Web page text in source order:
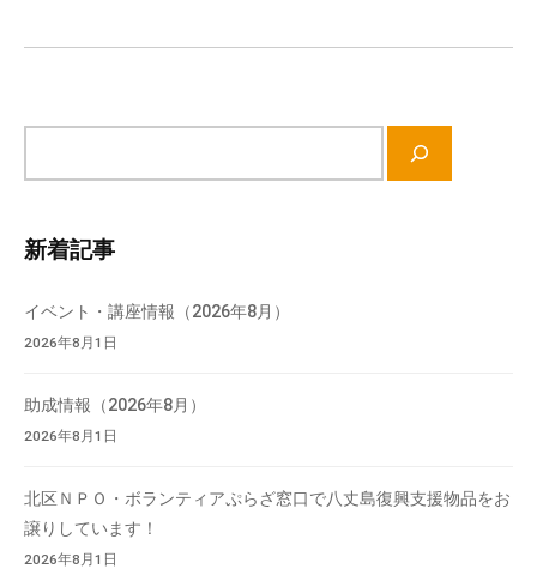
ョ
検
新着記事
イベント・講座情報（2026年8月）
2026年8月1日
助成情報（2026年8月）
2026年8月1日
北区ＮＰＯ・ボランティアぷらざ窓口で八丈島復興支援物品をお
譲りしています！
2026年8月1日